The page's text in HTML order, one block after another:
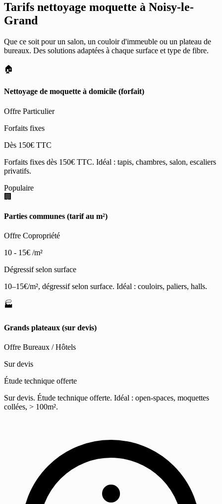
Tarifs nettoyage moquette à Noisy-le-
Grand
Que ce soit pour un salon, un couloir d'immeuble ou un plateau de
bureaux. Des solutions adaptées à chaque surface et type de fibre.
🏠
Nettoyage de moquette à domicile (forfait)
Offre Particulier
Forfaits fixes
Dès 150€ TTC
Forfaits fixes dès 150€ TTC. Idéal : tapis, chambres, salon, escaliers
privatifs.
Populaire
🏢
Parties communes (tarif au m²)
Offre Copropriété
10 - 15€ /m²
Dégressif selon surface
10–15€/m², dégressif selon surface. Idéal : couloirs, paliers, halls.
🏭
Grands plateaux (sur devis)
Offre Bureaux / Hôtels
Sur devis
Étude technique offerte
Sur devis. Étude technique offerte. Idéal : open-spaces, moquettes
collées, > 100m².